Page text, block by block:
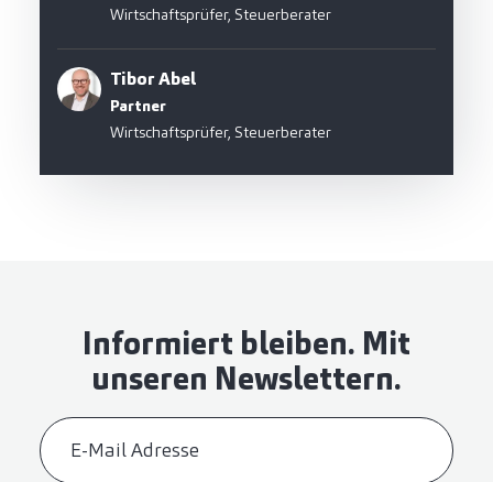
Wirtschaftsprüfer, Steuerberater
Tibor Abel
Partner
Wirtschaftsprüfer, Steuerberater
Informiert bleiben. Mit
unseren Newslettern.